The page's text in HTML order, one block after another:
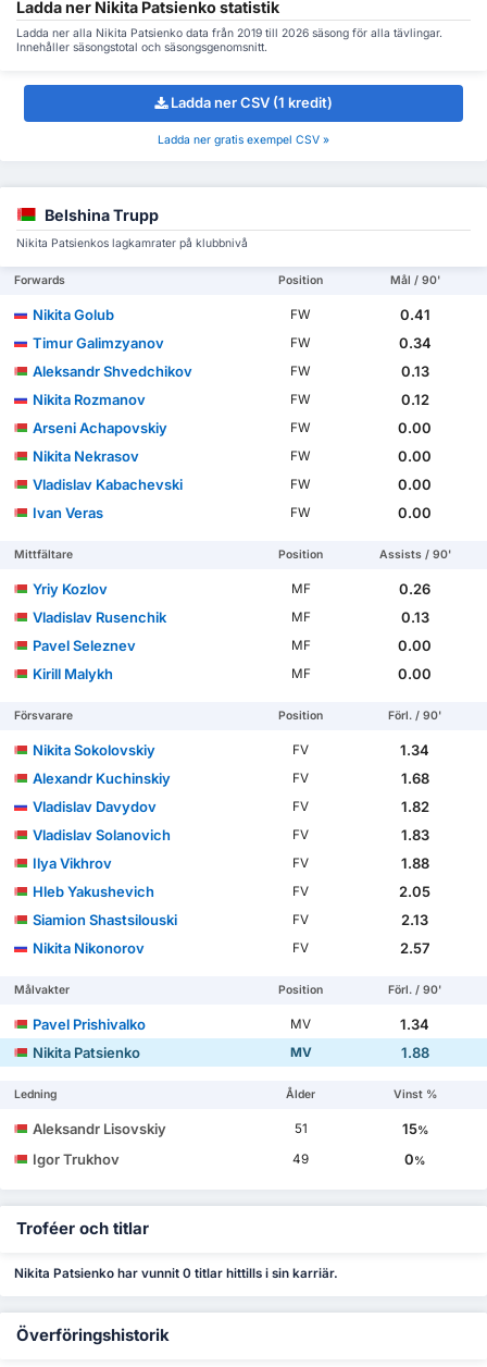
Ladda ner Nikita Patsienko statistik
Ladda ner alla Nikita Patsienko data från 2019 till 2026 säsong för alla tävlingar.
Innehåller säsongstotal och säsongsgenomsnitt.
Ladda ner CSV (1 kredit)
Ladda ner gratis exempel CSV »
Belshina Trupp
Nikita Patsienkos lagkamrater på klubbnivå
Forwards Position Mål / 90'
Nikita Golub FW
0.41
Timur Galimzyanov
FW
0.34
Aleksandr Shvedchikov
FW
0.13
Nikita Rozmanov
FW
0.12
Arseni Achapovskiy
FW
0.00
Nikita Nekrasov
FW
0.00
Vladislav Kabachevski
FW
0.00
Ivan Veras
FW 0.00
Mittfältare Position Assists / 90'
Yriy Kozlov MF
0.26
Vladislav Rusenchik
MF
0.13
Pavel Seleznev
MF
0.00
Kirill Malykh
MF 0.00
Försvarare Position Förl. / 90'
Nikita Sokolovskiy FV
1.34
Alexandr Kuchinskiy
FV
1.68
Vladislav Davydov
FV
1.82
Vladislav Solanovich
FV
1.83
Ilya Vikhrov
FV
1.88
Hleb Yakushevich
FV
2.05
Siamion Shastsilouski
FV
2.13
Nikita Nikonorov
FV 2.57
Målvakter Position Förl. / 90'
Pavel Prishivalko MV
1.34
Nikita Patsienko
MV 1.88
Ledning Ålder Vinst %
Aleksandr Lisovskiy 51 15%
Igor Trukhov 49 0%
Troféer och titlar
Nikita Patsienko har vunnit 0 titlar hittills i sin karriär.
Överföringshistorik